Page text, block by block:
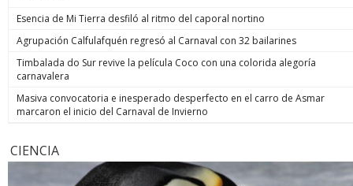
Esencia de Mi Tierra desfiló al ritmo del caporal nortino
Agrupación Calfulafquén regresó al Carnaval con 32 bailarines
Timbalada do Sur revive la película Coco con una colorida alegoría
carnavalera
Masiva convocatoria e inesperado desperfecto en el carro de Asmar
marcaron el inicio del Carnaval de Invierno
CIENCIA